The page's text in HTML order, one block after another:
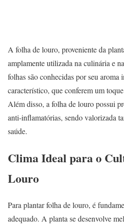
A folha de louro, proveniente da
amplamente utilizada na culinária e
folhas são conhecidas por seu aroma
característico, que conferem um
Além disso, a folha de louro possui
anti-inflamatórias, sendo valorizada
saúde.
Clima Ideal para o
Louro
Para plantar folha de louro, é
adequado. A planta se desenvolve